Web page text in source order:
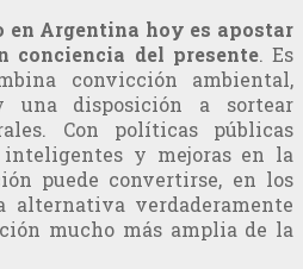
en Argentina hoy es apostar
conciencia del presente. Es
convicción ambiental,
una disposición a sortear
Con políticas públicas
inteligentes y mejoras en la
puede convertirse, en los
alternativa verdaderamente
mucho más amplia de la